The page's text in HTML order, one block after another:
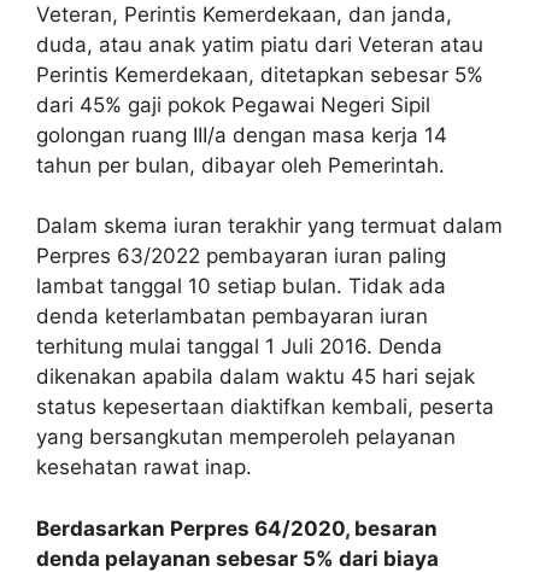
Veteran, Perintis Kemerdekaan, dan janda,
duda, atau anak yatim piatu dari Veteran atau
Perintis Kemerdekaan, ditetapkan sebesar 5%
dari 45% gaji pokok Pegawai Negeri Sipil
golongan ruang III/a dengan masa kerja 14
tahun per bulan, dibayar oleh Pemerintah.
Dalam skema iuran terakhir yang termuat dalam
Perpres 63/2022 pembayaran iuran paling
lambat tanggal 10 setiap bulan. Tidak ada
denda keterlambatan pembayaran iuran
terhitung mulai tanggal 1 Juli 2016. Denda
dikenakan apabila dalam waktu 45 hari sejak
status kepesertaan diaktifkan kembali, peserta
yang bersangkutan memperoleh pelayanan
kesehatan rawat inap.
Berdasarkan Perpres 64/2020, besaran
denda pelayanan sebesar 5% dari biaya